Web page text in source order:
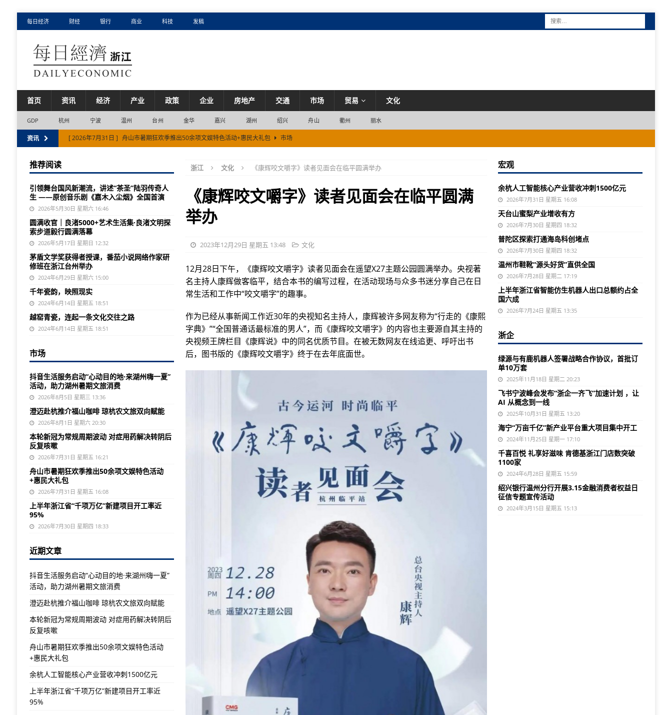
每日经济 财经 银行 商业 科技 发稿
首页 资讯 经济 产业 政策 企业 房地产 交通 市场 贸易 文化
GDP 杭州 宁波 温州 台州 金华 嘉兴 湖州 绍兴 舟山 衢州 丽水
资讯 [ 2026年7月31日 ] 舟山市暑期狂欢季推出50余项文娱特色活动+惠民大礼包
市场
[ 2026年8月5日 ] 抖音生活服务启动“心动目的地·来湖州嗨一夏”活动，助力湖州暑期文旅消费
市场
[ 2026年8月1日 ] 澄迈赴杭推介福山咖啡 琼杭农文旅双向赋能
市场
[ 2026年7月31日 ]
本轮新冠为常规周期波动 对症用药解决转阴后反复咳嗽 市场
浙江 文化 《康辉咬文嚼字》读者见面会在临平圆满举办
《康辉咬文嚼字》读者见面会在临平圆满
举办
2023年12月29日 星期五 13:48 文化
12月28日下午，《康辉咬文嚼字》读者见面会在遥望X27主题公园圆满举办。央视著
名主持人康辉做客临平，结合本书的编写过程，在活动现场与众多书迷分享自己在日
常生活和工作中“咬文嚼字”的趣事。
作为已经从事新闻工作近30年的央视知名主持人，康辉被许多网友称为“行走的《康熙
字典》”“全国普通话最标准的男人”，而《康辉咬文嚼字》的内容也主要源自其主持的
央视频王牌栏目《康辉说》中的同名优质节目。在被无数网友在线追更、呼吁出书
后，图书版的《康辉咬文嚼字》终于在去年底面世。
推荐阅读
引领舞台国风新潮流，讲述“茶圣”陆羽传奇人
生 ——原创音乐剧《嘉木入尘烟》全国首演
2026年5月30日 星期六 16:46
圆满收官｜良渚5000+艺术生活集·良渚文明探
索步道毅行圆满落幕
2026年5月17日 星期日 12:32
茅盾文学奖获得者授课，番茄小说网络作家研
修班在浙江台州举办
2024年6月29日 星期六 15:00
千年瓷韵，映照现实
2024年6月14日 星期五 18:51
越窑青瓷，连起一条文化交往之路
2024年6月14日 星期五 18:51
市场
抖音生活服务启动“心动目的地·来湖州嗨一夏”
活动，助力湖州暑期文旅消费
2026年8月5日 星期三 13:36
澄迈赴杭推介福山咖啡 琼杭农文旅双向赋能
2026年8月1日 星期六 20:30
本轮新冠为常规周期波动 对症用药解决转阴后
反复咳嗽
2026年7月31日 星期五 16:21
舟山市暑期狂欢季推出50余项文娱特色活动
+惠民大礼包
2026年7月31日 星期五 16:08
上半年浙江省“千项万亿”新建项目开工率近
95%
2026年7月30日 星期四 18:33
近期文章
抖音生活服务启动“心动目的地·来湖州嗨一夏”
活动，助力湖州暑期文旅消费
澄迈赴杭推介福山咖啡 琼杭农文旅双向赋能
本轮新冠为常规周期波动 对症用药解决转阴后
反复咳嗽
舟山市暑期狂欢季推出50余项文娱特色活动
+惠民大礼包
余杭人工智能核心产业营收冲刺1500亿元
上半年浙江省“千项万亿”新建项目开工率近
95%
宏观
余杭人工智能核心产业营收冲刺1500亿元
2026年7月31日 星期五 16:08
天台山蜜梨产业增收有方
2026年7月30日 星期四 18:32
普陀区探索打通海岛科创堵点
2026年7月30日 星期四 18:32
温州市鞋靴“源头好货”直供全国
2026年7月28日 星期二 17:19
上半年浙江省智能仿生机器人出口总额约占全
国六成
2026年7月24日 星期五 13:35
浙企
绿源与有鹿机器人签署战略合作协议，首批订
单10万套
2025年11月18日 星期二 20:23
飞书宁波峰会发布“浙企一齐飞”加速计划 ，让
AI 从概念到一线
2025年10月31日 星期五 13:20
海宁“万亩千亿”新产业平台重大项目集中开工
2024年11月25日 星期一 17:10
千喜百悦 礼享好滋味 肯德基浙江门店数突破
1100家
2024年6月28日 星期五 15:59
绍兴银行温州分行开展3.15金融消费者权益日
征信专题宣传活动
2024年3月15日 星期五 15:13